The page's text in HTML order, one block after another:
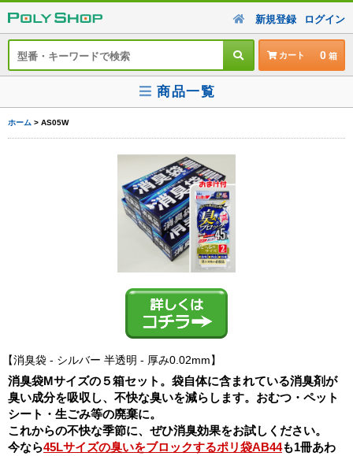
新規登録 ログイン
カート 0
商品一覧
ホーム > AS05W
消臭袋 - シルバー 半透明 - 厚み0.02mm
消臭袋Mサイズの５箱セット。袋自体に含まれている消臭剤が
臭い成分を吸収し、不快な臭いを減らします。おむつ・ペット
シート・生ごみ等の廃棄に。
これからの不快な季節に、ぜひ消臭効果をお試しください。
今なら45Lサイズの臭いをブロックするポリ袋AB44も1冊あわ